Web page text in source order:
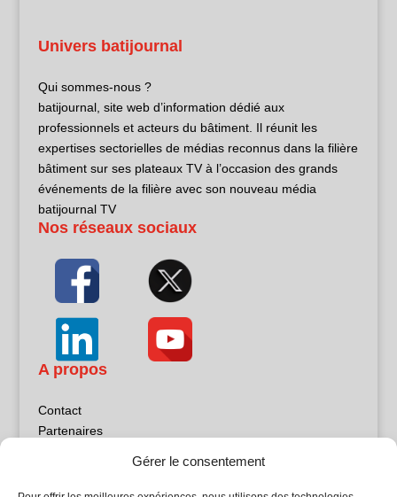
Gérer le consentement
Univers batijournal
Qui sommes-nous ?
batijournal, site web d’information dédié aux
professionnels et acteurs du bâtiment. Il réunit les
expertises sectorielles de médias reconnus dans la filière
bâtiment sur ses plateaux TV à l’occasion des grands
événements de la filière avec son nouveau média
batijournal TV
Nos réseaux sociaux
A propos
Contact
Partenaires
Politique de confidentialité